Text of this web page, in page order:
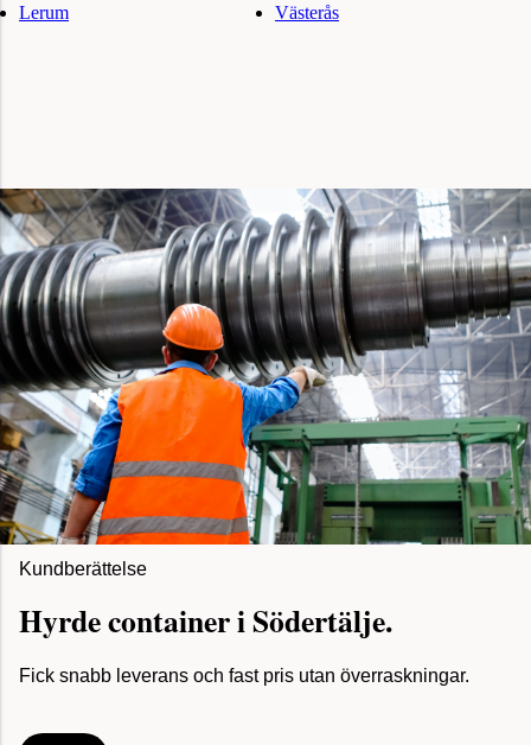
Lerum
Västerås
Kundberättelse
Hyrde container i Södertälje.
Fick snabb leverans och fast pris utan överraskningar.